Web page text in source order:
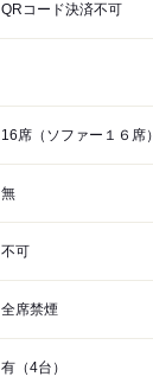
QRコード決済不可
16席（ソファー１６席）
無
不可
全席禁煙
有（4台）